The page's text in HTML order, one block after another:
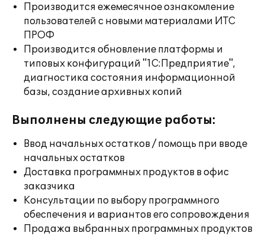
Производится ежемесячное ознакомление
пользователей с новыми материалами ИТС
ПРОФ
Производится обновление платформы и
типовых конфигураций "1С:Предприятие",
диагностика состояния информационной
базы, создание архивных копий
Выполнены следующие работы:
Ввод начальных остатков / помощь при вводе
начальных остатков
Доставка программных продуктов в офис
заказчика
Консультации по выбору программного
обеспечения и вариантов его сопровождения
Продажа выбранных программных продуктов